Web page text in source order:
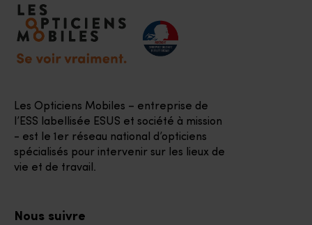
Accéder à notre page d'accueil
Les Opticiens Mobiles – entreprise de
l’ESS labellisée ESUS et société à mission
- est le 1er réseau national d’opticiens
spécialisés pour intervenir sur les lieux de
vie et de travail.
Nous suivre